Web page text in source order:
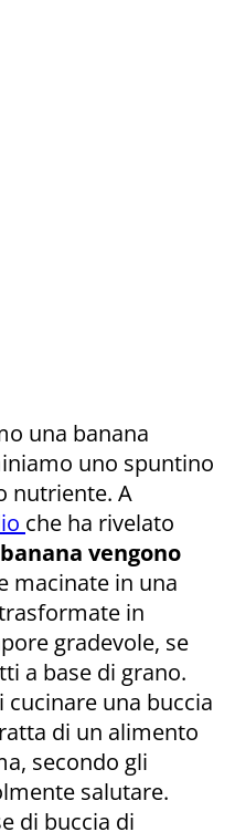
una banana
uno spuntino
nutriente. A
che ha rivelato
banana vengono
macinate in una
in
gradevole, se
a base di grano.
cucinare una buccia
di un alimento
secondo gli
salutare.
di buccia di